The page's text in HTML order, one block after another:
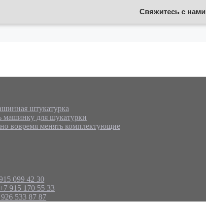
Свяжитесь с нами
штукатурка
машинку для шукатурки
вовремя менять комплектующие
099 42 30
915 170 55 33
533 87 87